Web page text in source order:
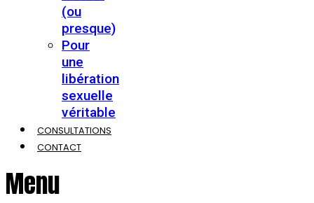
(ou
presque)
Pour
une
libération
sexuelle
véritable
CONSULTATIONS
CONTACT
Menu